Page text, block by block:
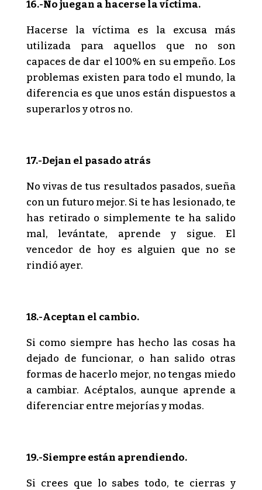
16.-No juegan a hacerse la víctima.
Hacerse la víctima es la excusa más
utilizada para aquellos que no son
capaces de dar el 100% en su empeño. Los
problemas existen para todo el mundo, la
diferencia es que unos están dispuestos a
superarlos y otros no.
17.-Dejan el pasado atrás
No vivas de tus resultados pasados, sueña
con un futuro mejor. Si te has lesionado, te
has retirado o simplemente te ha salido
mal, levántate, aprende y sigue. El
vencedor de hoy es alguien que no se
rindió ayer.
18.-Aceptan el cambio.
Si como siempre has hecho las cosas ha
dejado de funcionar, o han salido otras
formas de hacerlo mejor, no tengas miedo
a cambiar. Acéptalos, aunque aprende a
diferenciar entre mejorías y modas.
19.-Siempre están aprendiendo.
Si crees que lo sabes todo, te cierras y